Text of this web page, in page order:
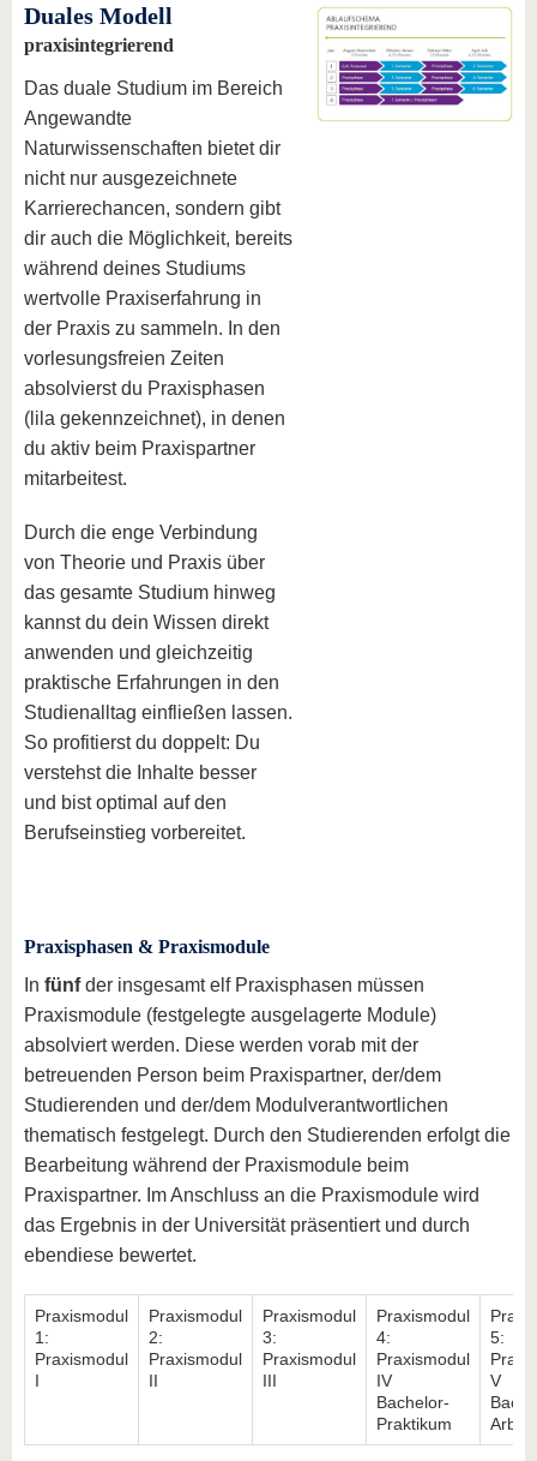
Duales Modell
praxisintegrierend
Das duale Studium im Bereich
Angewandte
Naturwissenschaften bietet dir
nicht nur ausgezeichnete
Karrierechancen, sondern gibt
dir auch die Möglichkeit, bereits
während deines Studiums
wertvolle Praxiserfahrung in
der Praxis zu sammeln. In den
vorlesungsfreien Zeiten
absolvierst du Praxisphasen
(lila gekennzeichnet), in denen
du aktiv beim Praxispartner
mitarbeitest.
Durch die enge Verbindung
von Theorie und Praxis über
das gesamte Studium hinweg
kannst du dein Wissen direkt
anwenden und gleichzeitig
praktische Erfahrungen in den
Studienalltag einfließen lassen.
So profitierst du doppelt: Du
verstehst die Inhalte besser
und bist optimal auf den
Berufseinstieg vorbereitet.
Praxisphasen & Praxismodule
In fünfder insgesamt elf Praxisphasen müssen
Praxismodule (festgelegte ausgelagerte Module)
absolviert werden. Diese werden vorab mit der
betreuenden Person beim Praxispartner, der/dem
Studierenden und der/dem Modulverantwortlichen
thematisch festgelegt. Durch den Studierenden erfolgt die
Bearbeitung während der Praxismodule beim
Praxispartner. Im Anschluss an die Praxismodule wird
das Ergebnis in der Universität präsentiert und durch
ebendiese bewertet.
Praxismodul
1:
Praxismodul
I
Praxismodul
2:
Praxismodul
II
Praxismodul
3:
Praxismodul
III
Praxismodul
4:
Praxismodul
IV
Bachelor-
Praktikum
5:
V
Arbeit